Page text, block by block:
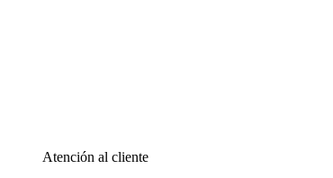
Atención al cliente